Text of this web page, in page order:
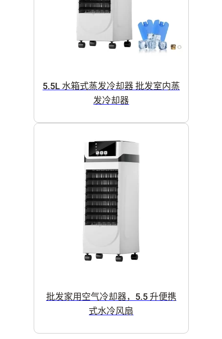
5.5L 水箱式蒸发冷却器 批发室内蒸
发冷却器
批发家用空气冷却器，5.5 升便携
式水冷风扇